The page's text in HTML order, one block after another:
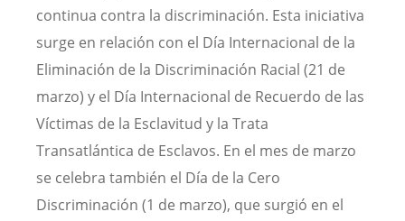
continua contra la discriminación. Esta iniciativa
surge en relación con el Día Internacional de la
Eliminación de la Discriminación Racial (21 de
marzo) y el Día Internacional de Recuerdo de las
Víctimas de la Esclavitud y la Trata
Transatlántica de Esclavos. En el mes de marzo
se celebra también el Día de la Cero
Discriminación (1 de marzo), que surgió en el